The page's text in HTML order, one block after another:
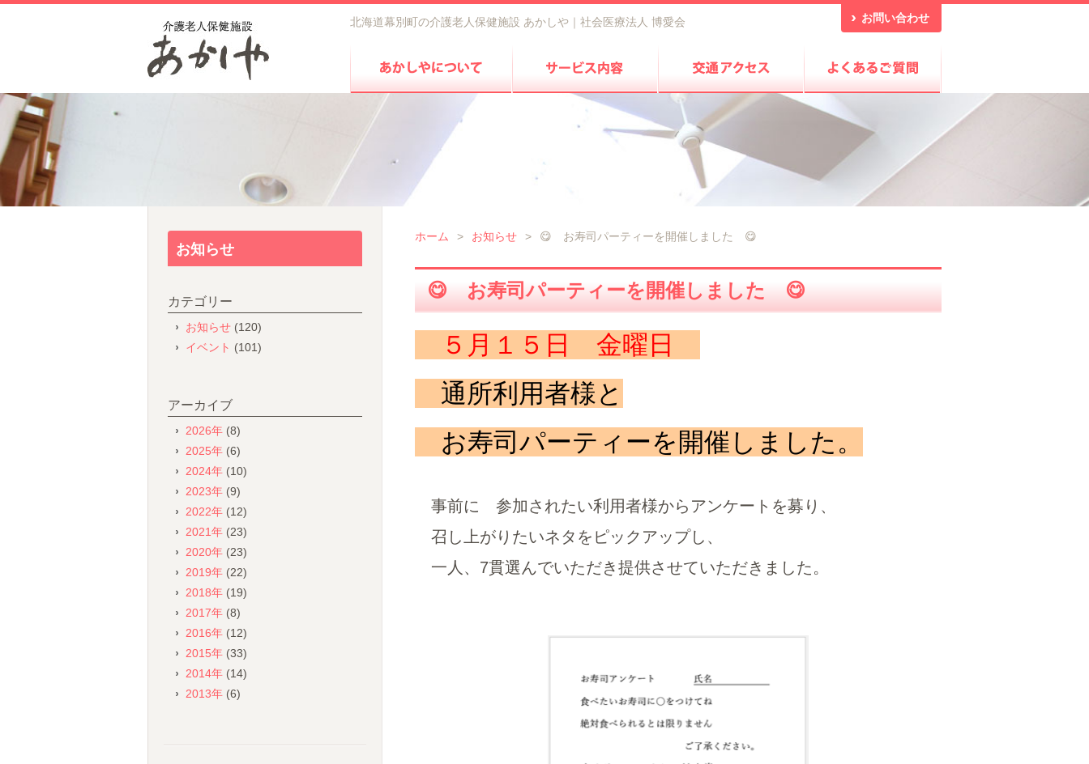
北海道幕別町の介護老人保健施設 あかしや｜社会医療法人 博愛会 お問い合わせ
ホーム > お知らせ > 😋 お寿司パーティーを開催しました 😋
😋 お寿司パーティーを開催しました 😋
５月１５日 金曜日
通所利用者様と
お寿司パーティーを開催しました。
事前に 参加されたい利用者様からアンケートを募り、
召し上がりたいネタをピックアップし、
一人、7貫選んでいただき提供させていただきました。
お知らせ
カテゴリー
お知らせ (120)
イベント (101)
アーカイブ
2026年 (8)
2025年 (6)
2024年 (10)
2023年 (9)
2022年 (12)
2021年 (23)
2020年 (23)
2019年 (22)
2018年 (19)
2017年 (8)
2016年 (12)
2015年 (33)
2014年 (14)
2013年 (6)